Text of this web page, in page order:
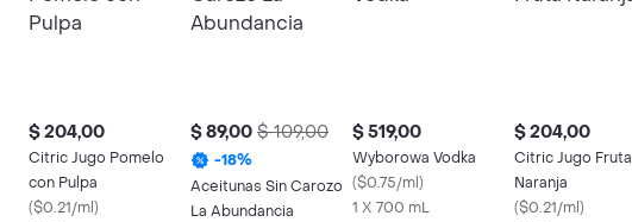
$ 204,00
Citric Jugo Pomelo
con Pulpa
($0.21/ml)
$ 89,00 $ 109,00
-18%
Aceitunas Sin Carozo
La Abundancia
$ 519,00
Wyborowa Vodka
($0.75/ml)
1 X 700 mL
$ 204,00
Citric Jugo Fruta
Naranja
($0.21/ml)